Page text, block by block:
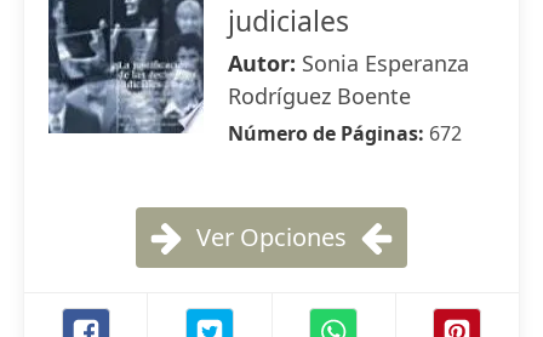
judiciales
Autor: Sonia Esperanza
Rodríguez Boente
Número de Páginas: 672
Ver Opciones